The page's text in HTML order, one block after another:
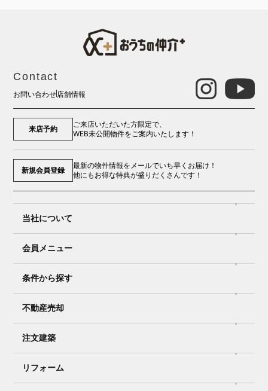
Contact
お問い合わせ店舗情報
来店予約
ご来店いただいた方限定で、
WEB未公開物件をご案内いたします！
新規会員登録
最新の物件情報をメールでいち早くお届け！
他にもお得な特典が盛りだくさんです！
当社について
会員メニュー
条件から探す
不動産売却
注文建築
リフォーム